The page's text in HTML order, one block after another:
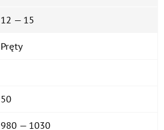
12 — 15
Pręty
50
980 — 1030